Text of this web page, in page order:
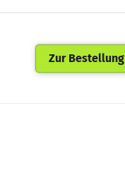
Zur Bestellung